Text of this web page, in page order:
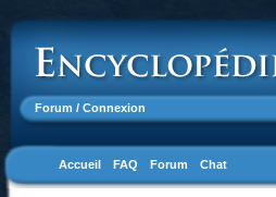
Forum / Connexion
Accueil FAQ Forum Chat